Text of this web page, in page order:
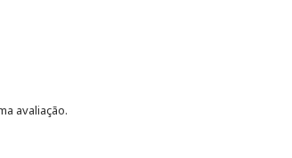
avaliação.